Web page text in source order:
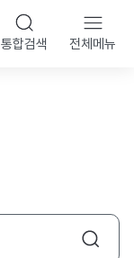
통합검색 전체메뉴